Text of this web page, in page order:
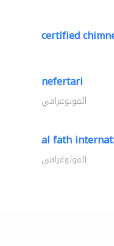
certified
nefertari
الفوتوغرافي
al fath
الفوتوغرافي